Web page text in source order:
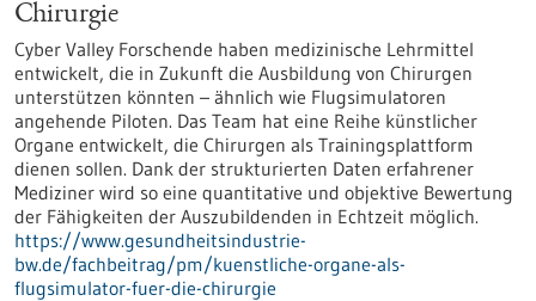
Chirurgie
Cyber Valley Forschende haben medizinische Lehrmittel
entwickelt, die in Zukunft die Ausbildung von Chirurgen
unterstützen könnten – ähnlich wie Flugsimulatoren
angehende Piloten. Das Team hat eine Reihe künstlicher
Organe entwickelt, die Chirurgen als Trainingsplattform
dienen sollen. Dank der strukturierten Daten erfahrener
Mediziner wird so eine quantitative und objektive Bewertung
der Fähigkeiten der Auszubildenden in Echtzeit möglich.
https://www.gesundheitsindustrie-
bw.de/fachbeitrag/pm/kuenstliche-organe-als-
flugsimulator-fuer-die-chirurgie